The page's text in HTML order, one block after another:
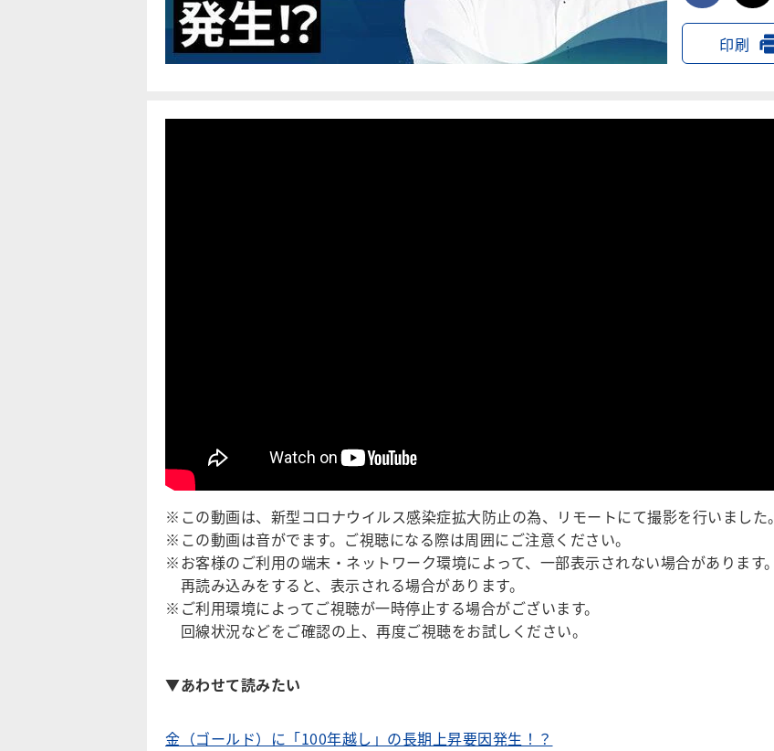
印刷
※この動画は、新型コロナウイルス感染症拡大防止の為、リモートにて撮影を行いました。
※この動画は音がでます。ご視聴になる際は周囲にご注意ください。
※お客様のご利用の端末・ネットワーク環境によって、一部表示されない場合があります。
再読み込みをすると、表示される場合があります。
※ご利用環境によってご視聴が一時停止する場合がございます。
回線状況などをご確認の上、再度ご視聴をお試しください。
▼あわせて読みたい
金（ゴールド）に「100年越し」の長期上昇要因発生！？